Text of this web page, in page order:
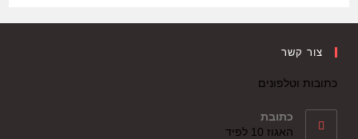
צור קשר
כתובות וטלפונים
כתובת
האגוז 10 לפיד